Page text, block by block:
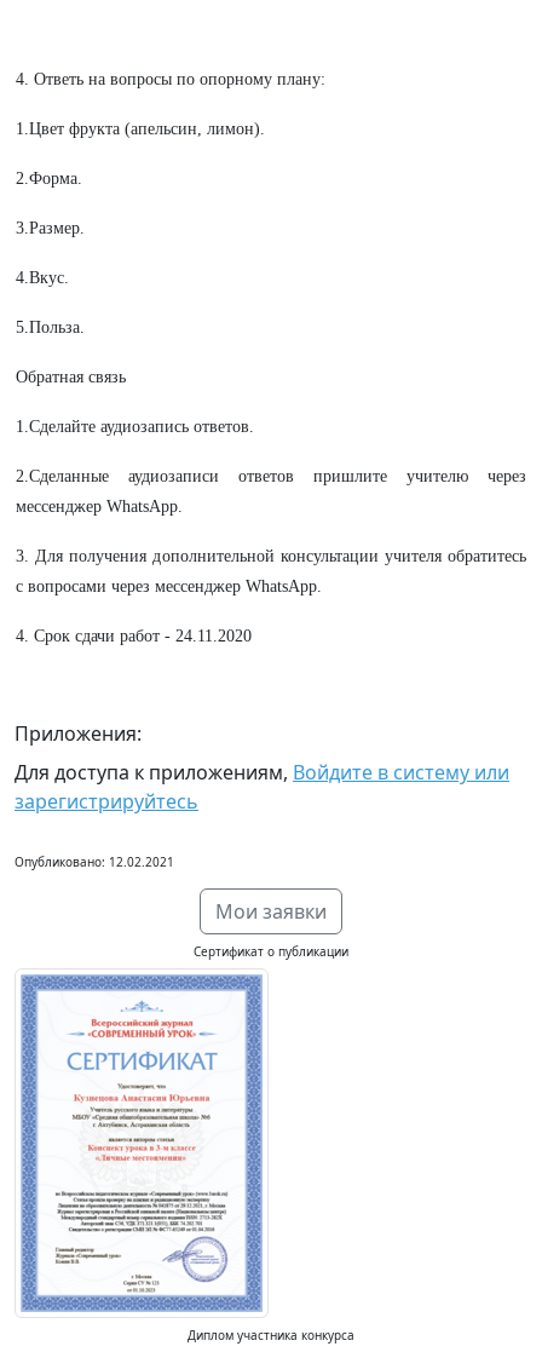
4. Ответь на вопросы по опорному плану:
1.Цвет фрукта (апельсин, лимон).
2.Форма.
3.Размер.
4.Вкус.
5.Польза.
Обратная связь
1.Сделайте аудиозапись ответов.
2.Сделанные аудиозаписи ответов пришлите учителю через
мессенджер WhatsApp.
3. Для получения дополнительной консультации учителя обратитесь
с вопросами через мессенджер WhatsApp.
4. Срок сдачи работ - 24.11.2020
Приложения:
Для доступа к приложениям, Войдите в систему или
зарегистрируйтесь
Опубликовано: 12.02.2021
Мои заявки
Сертификат о публикации
Диплом участника конкурса